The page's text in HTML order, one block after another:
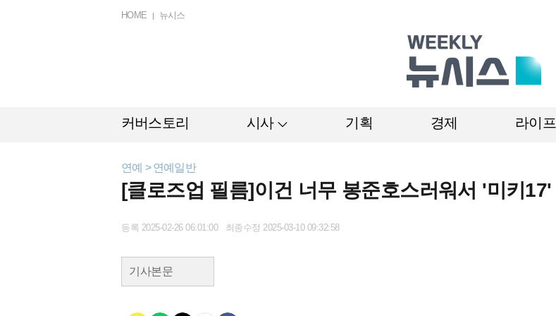
HOME 뉴시스
커버스토리 시사 기획 경제 라이프
연예 > 연예일반
[클로즈업 필름]이건 너무 봉준호스러워서 '미키17'
등록 2025-02-26 06:01:00 최종수정 2025-03-10 09:32:58
기사본문